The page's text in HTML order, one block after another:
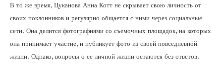
В то же время, Цуканова Анна Котт не скрывает свою личность от
своих поклонников и регулярно общается с ними через социальные
сети. Она делится фотографиями со съемочных площадок, на которых
она принимает участие, и публикует фото из своей повседневной
жизни. Однако, вопросы о ее личной жизни остаются без ответов.